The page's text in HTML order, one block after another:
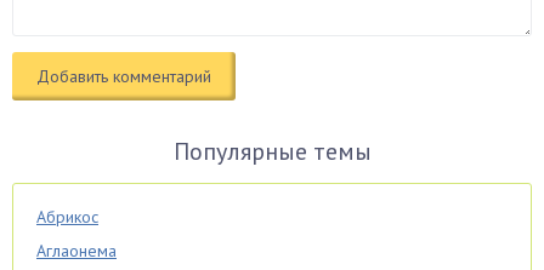
Популярные темы
Абрикос
Аглаонема